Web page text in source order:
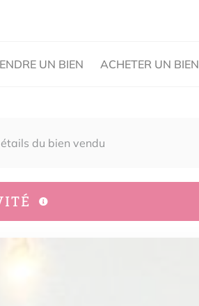
UN BIEN ACHETER UN BIEN
du bien vendu